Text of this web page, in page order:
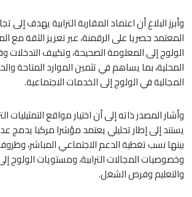
وأبرز البلاغ أن اعتماد المقاربة الترابية يهدف إلى
المعتمد حصريا على الرقمنة، عبر تعزيز الثقة مع
الولوج إلى المعلومة الصحيحة، وتكييف
المحلية، بما يساهم في تثمين الموارد المتاحة
المجالية في الولوج إلى الخدمات الاجتماعية.
وأشار المصدر ذاته إلى أن اختيار مواقع التمثيليات
يستند إلى إطار تحليلي يعتمد مؤشرا مركبا يدمج
بينها نسب تغطية الدعم الاجتماعي المباشر،
وخصوصيات المجالات الترابية، ومستويات الولوج
والتعليم وفرص الشغل.